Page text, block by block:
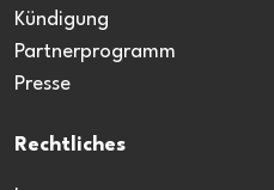
Kündigung
Partnerprogramm
Presse
Rechtliches